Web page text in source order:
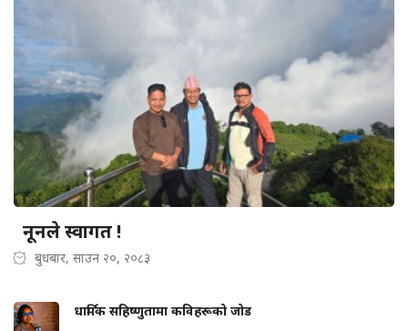
नूनले स्वागत !
बुधबार, साउन २०, २०८३
धार्मिक सहिष्णुतामा कविहरूको जोड